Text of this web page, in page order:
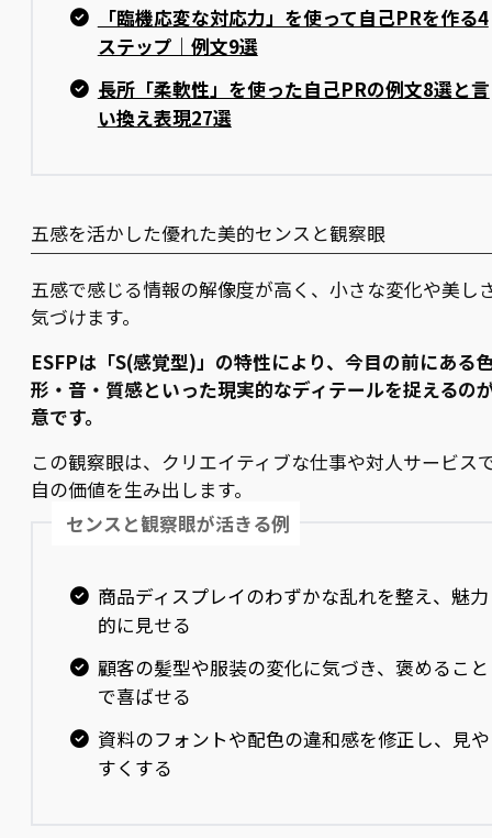
「臨機応変な対応力」を使って自己PRを作る4
ステップ｜例文9選
長所「柔軟性」を使った自己PRの例文8選と言
い換え表現27選
五感を活かした優れた美的センスと観察眼
五感で感じる情報の解像度が高く、小さな変化や美し
気づけます。
ESFPは「S(感覚型)」の特性により、今目の前にある
形・音・質感といった現実的なディテールを捉えるの
意です。
この観察眼は、クリエイティブな仕事や対人サービス
自の価値を生み出します。
センスと観察眼が活きる例
商品ディスプレイのわずかな乱れを整え、魅力
的に見せる
顧客の髪型や服装の変化に気づき、褒めること
で喜ばせる
資料のフォントや配色の違和感を修正し、見や
すくする